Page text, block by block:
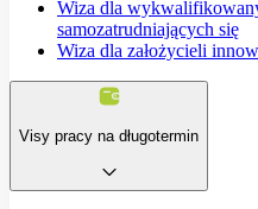
Wiza dla
samozatrudniających się
Wiza dla założycieli
Visy pracy na długotermin